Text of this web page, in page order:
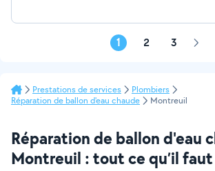
1 2 3 Page
Prestations de services
Plombiers
Réparation de ballon d'eau chaude
Montreuil
Réparation de ballon d'eau
Montreuil : tout ce qu’il